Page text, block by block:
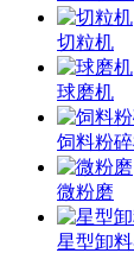
切粒机
球磨机
饲料粉
微粉磨
星型卸